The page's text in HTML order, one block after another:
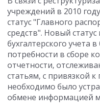
учреждений в 2010
статус "Главного
средств". Новый
бухгалтерского учета
потребности в сборе
отчетности,
статьям, с привязкой
необходимо было
обмене информацией